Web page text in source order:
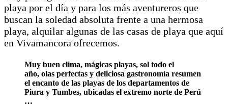
playa por el día y para los más aventureros que
buscan la soledad absoluta frente a una hermosa
playa, alquilar algunas de las casas de playa que aquí
en Vivamancora ofrecemos.
Muy buen clima, mágicas playas, sol todo el
año, olas perfectas y deliciosa gastronomía resumen
el encanto de las playas de los departamentos de
Piura y Tumbes, ubicadas el extremo norte de Perú
…